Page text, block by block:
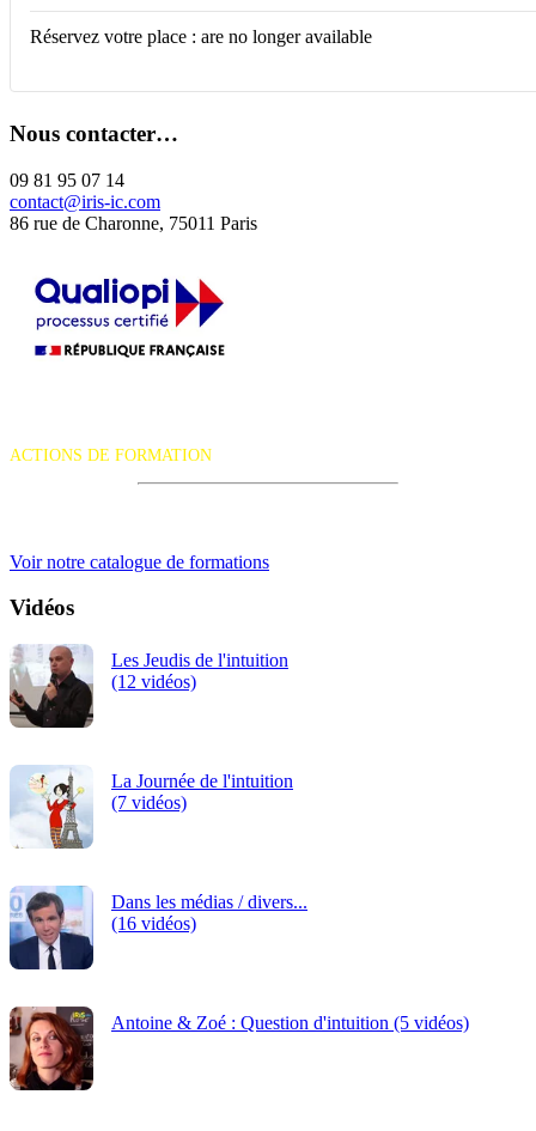
Réservez votre place : are no longer available
Nous contacter…
09 81 95 07 14
contact@iris-ic.com
86 rue de Charonne, 75011 Paris
ACTIONS DE FORMATION
Voir notre catalogue de formations
Vidéos
Les Jeudis de l'intuition
(12 vidéos)
La Journée de l'intuition
(7 vidéos)
Dans les médias / divers...
(16 vidéos)
Antoine & Zoé : Question d'intuition (5 vidéos)